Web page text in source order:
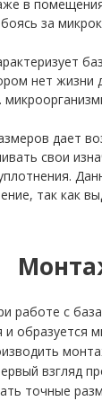
в
за
нет жизни
дает
свои
так как
работе с
и образуется
взгляд
точные